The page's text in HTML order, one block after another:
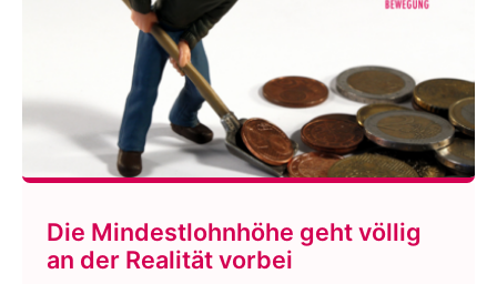
Die Mindestlohnhöhe geht völlig
an der Realität vorbei